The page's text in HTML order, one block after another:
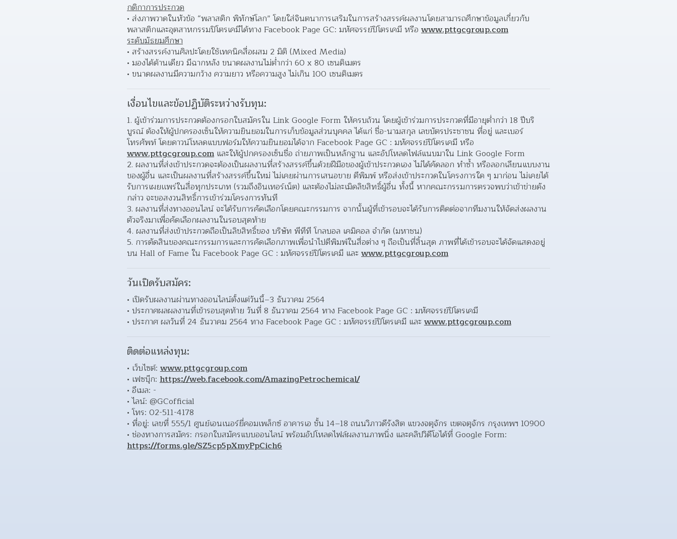
กติกาการประกวด
ส่งภาพวาดในหัวข้อ “พลาสติก พิทักษ์โลก” โดยใส่จินตนาการเสริมในการสร้างสรรค์ผลงานโดยสามารถศึกษาข้อมูลเกี่ยวกับ
พลาสติกและอุตสาหกรรมปิโตรเคมีได้ทาง Facebook Page GC: มหัศจรรย์ปิโตรเคมี หรือ www.pttgcgroup.com
ระดับมัธยมศึกษา
สร้างสรรค์งานศิลปะโดยใช้เทคนิคสื่อผสม 2 มิติ (Mixed Media)
มองได้ด้านเดียว มีฉากหลัง ขนาดผลงานไม่ต่ำกว่า 60 x 80 เซนติเมตร
ขนาดผลงานมีความกว้าง ความยาว หรือความสูง ไม่เกิน 100 เซนติเมตร
เงื่อนไขและข้อปฏิบัติระหว่างรับทุน:
ผู้เข้าร่วมการประกวดต้องกรอกใบสมัครใน Link Google Form ให้ครบถ้วน โดยผู้เข้าร่วมการประกวดที่มีอายุต่ำกว่า 18 ปีบริ
บูรณ์ ต้องให้ผู้ปกครองเซ็นให้ความยินยอมในการเก็บข้อมูลส่วนบุคคล ได้แก่ ชื่อ-นามสกุล เลขบัตรประชาชน ที่อยู่ และเบอร์
www.pttgcgroup.com และให้ผู้ปกครองเซ็นชื่อ ถ่ายภาพเป็นหลักฐาน และอัปโหลดไฟล์แนบมาใน Link Google Form
ผลงานที่ส่งเข้าประกวดจะต้องเป็นผลงานที่สร้างสรรค์ขึ้นด้วยฝีมือของผู้เข้าประกวดเอง ไม่ได้คัดลอก ทำซ้ำ หรือลอกเลียนแบบงาน
ของผู้อื่น และเป็นผลงานที่สร้างสรรค์ขึ้นใหม่ ไม่เคยผ่านการเสนอขาย ตีพิมพ์ หรือส่งเข้าประกวดในโครงการใด ๆ มาก่อน ไม่เคยได้
รับการเผยเเพร่ในสื่อทุกประเภท (รวมถึงอินเทอร์เน็ต) และต้องไม่ละเมิดลิขสิทธิ์ผู้อื่น ทั้งนี้ หากคณะกรรมการตรวจพบว่าเข้าข่ายดัง
กล่าว จะขอสงวนสิทธิ์การเข้าร่วมโครงการทันที
ผลงานที่ส่งทางออนไลน์ จะได้รับการคัดเลือกโดยคณะกรรมการ จากนั้นผู้ที่เข้ารอบจะได้รับการติดต่อจากทีมงานให้จัดส่งผลงาน
ตัวจริงมาเพื่อคัดเลือกผลงานในรอบสุดท้าย
ผลงานที่ส่งเข้าประกวดถือเป็นลิขสิทธิ์ของ บริษัท พีทีที โกลบอล เคมิคอล จำกัด (มหาชน)
การตัดสินของคณะกรรมการและการคัดเลือกภาพเพื่อนำไปตีพิมพ์ในสื่อต่าง ๆ ถือเป็นที่สิ้นสุด ภาพที่ได้เข้ารอบจะได้จัดแสดงอยู่
บน Hall of Fame ใน Facebook Page GC : มหัศจรรย์ปิโตรเคมี และ www.pttgcgroup.com
วันเปิดรับสมัคร:
เปิดรับผลงานผ่านทางออนไลน์ตั้งแต่วันนี้–3 ธันวาคม 2564
ประกาศผลผลงานที่เข้ารอบสุดท้าย วันที่ 8 ธันวาคม 2564 ทาง Facebook Page GC : มหัศจรรย์ปิโตรเคมี
ประกาศ ผลวันที่ 24 ธันวาคม 2564 ทาง Facebook Page GC : มหัศจรรย์ปิโตรเคมี และ www.pttgcgroup.com
ติดต่อแหล่งทุน:
เว็บไซต์: www.pttgcgroup.com
เฟซบุ๊ก: https://web.facebook.com/AmazingPetrochemical/
อีเมล: -
ไลน์: @GCofficial
โทร: 02-511-4178
ที่อยู่: เลขที่ 555/1 ศูนย์เอนเนอร์ยี่คอมเพล็กซ์ อาคารเอ ชั้น 14–18 ถนนวิภาวดีรังสิต แขวงจตุจักร เขตจตุจักร กรุงเทพฯ 10900
https://forms.gle/SZ5cp5pXmyPpCich6